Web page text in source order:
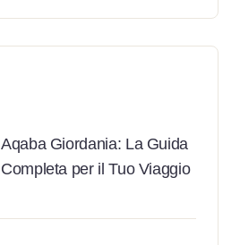
Aqaba Giordania: La Guida
Completa per il Tuo Viaggio